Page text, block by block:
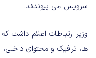
سرویس می پیوندند.
وزیر ارتباطات اعلام داشت
ها، ترافیک و محتوای داخلی،